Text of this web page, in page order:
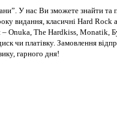
У нас Ви зможете знайти та
видання, класичні Hard
– Onuka, The Hardkiss,
чи платівку. Замовлення
гарного дня!